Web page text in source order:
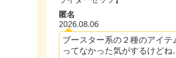
匿名
2026.08.06
ブースター系の２種のアイテ
ってなかった気がするけど